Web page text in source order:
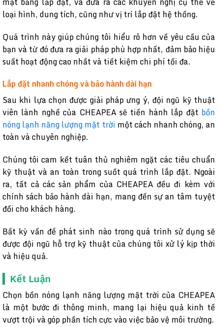
loại hình, dung tích, cũng như vị trí lắp đặt hệ thống.
Quá trình này giúp chúng tôi hiểu rõ hơn về yêu cầu của
bạn và từ đó đưa ra giải pháp phù hợp nhất, đảm bảo hiệu
suất hoạt động cao nhất và tiết kiệm chi phí tối đa.
Lắp đặt nhanh chóng và bảo hành dài hạn
Sau khi lựa chọn được giải pháp ưng ý, đội ngũ kỹ thuật
viên lành nghề của CHEAPEA sẽ tiến hành lắp đặt bồn
nóng lạnh năng lượng mặt trời một cách nhanh chóng, an
toàn và chuyên nghiệp.
Chúng tôi cam kết tuân thủ nghiêm ngặt các tiêu chuẩn
kỹ thuật và an toàn trong suốt quá trình lắp đặt. Ngoài
ra, tất cả các sản phẩm của CHEAPEA đều đi kèm với
chính sách bảo hành dài hạn, mang đến sự an tâm tuyệt
đối cho khách hàng.
Bất kỳ vấn đề phát sinh nào trong quá trình sử dụng sẽ
được đội ngũ hỗ trợ kỹ thuật của chúng tôi xử lý kịp thời
và hiệu quả.
Kết Luận
Chọn bồn nóng lạnh năng lượng mặt trời của CHEAPEA
là một bước đi thông minh, mang lại hiệu quả kinh tế
vượt trội và góp phần tích cực vào việc bảo vệ môi trường.